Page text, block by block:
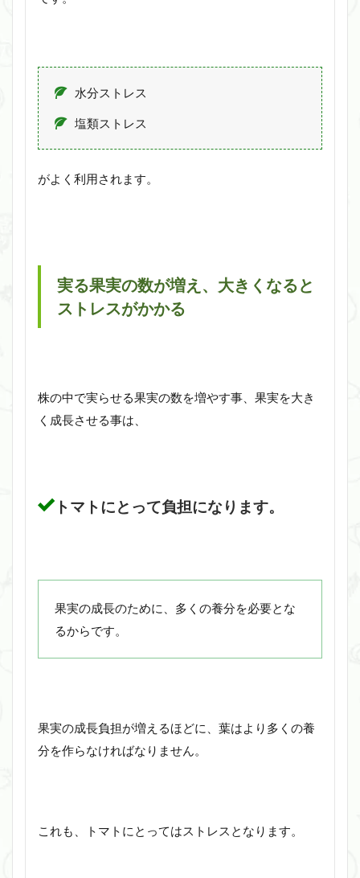
水分ストレス
塩類ストレス
がよく利用されます。
実る果実の数が増え、大きくなると
ストレスがかかる
株の中で実らせる果実の数を増やす事、果実を大き
く成長させる事は、
トマトにとって負担になります。
果実の成長のために、多くの養分を必要とな
るからです。
果実の成長負担が増えるほどに、葉はより多くの養
分を作らなければなりません。
これも、トマトにとってはストレスとなります。